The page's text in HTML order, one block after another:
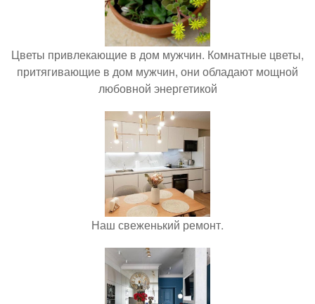
Цветы привлекающие в дом мужчин. Комнатные цветы,
притягивающие в дом мужчин, они обладают мощной
любовной энергетикой
Наш свеженький ремонт.